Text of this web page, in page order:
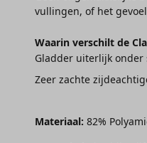
vullingen, of het
Waarin verschilt de
Gladder uiterlijk onder
Zeer zachte
Materiaal: 82%